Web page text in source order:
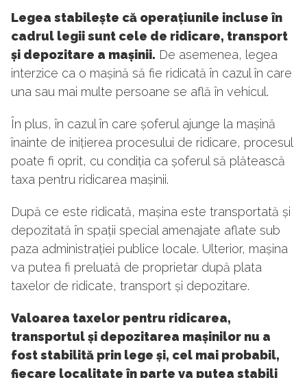
Legea stabilește că operațiunile incluse în
cadrul legii sunt cele de ridicare, transport
și depozitare a mașinii. De asemenea, legea
interzice ca o mașină să fie ridicată în cazul în care
una sau mai multe persoane se află în vehicul.
În plus, în cazul în care șoferul ajunge la mașină
înainte de inițierea procesului de ridicare, procesul
poate fi oprit, cu condiția ca șoferul să plătească
taxa pentru ridicarea mașinii.
După ce este ridicată, mașina este transportată și
depozitată în spații special amenajate aflate sub
paza administrației publice locale. Ulterior, mașina
va putea fi preluată de proprietar după plata
taxelor de ridicate, transport și depozitare.
Valoarea taxelor pentru ridicarea,
transportul și depozitarea mașinilor nu a
fost stabilită prin lege și, cel mai probabil,
fiecare localitate în parte va putea stabili